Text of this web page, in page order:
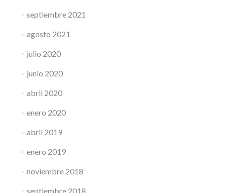
septiembre 2021
agosto 2021
julio 2020
junio 2020
abril 2020
enero 2020
abril 2019
enero 2019
noviembre 2018
septiembre 2018